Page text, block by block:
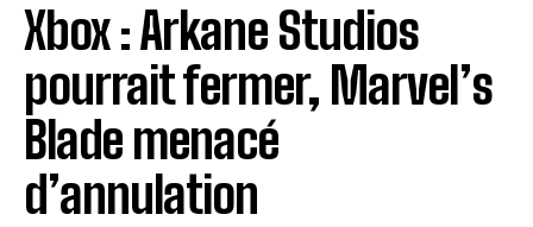
Xbox : Arkane Studios
pourrait fermer, Marvel’s
Blade menacé
d’annulation